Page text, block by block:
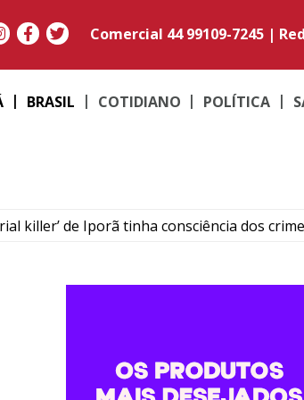
Comercial 44 99109-7245 |
BRASIL COTIDIANO POLÍTICA
killer’ de Iporã tinha consciência dos
homicídio que rompeu a tornozeleira se